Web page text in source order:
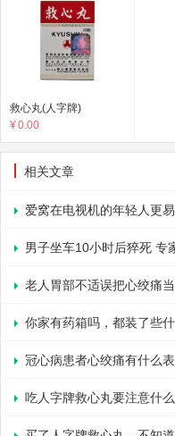
救心丸(人字牌)
¥0.00
相关文章
爱窝在电视机的年轻人更
男子坐车10小时后猝死 专
老人胃部不适误把心绞痛
你家有药箱吗，都装了些
冠心病患者心绞痛有什么
吃人字牌救心丸要注意什么